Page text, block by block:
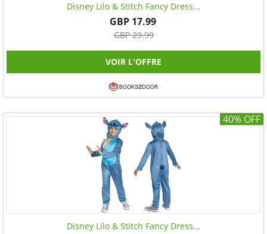
Disney Lilo & Stitch Fancy Dress...
GBP 17.99
GBP 29.99
VOIR L'OFFRE
40% OFF
Disney Lilo & Stitch Fancy Dress...